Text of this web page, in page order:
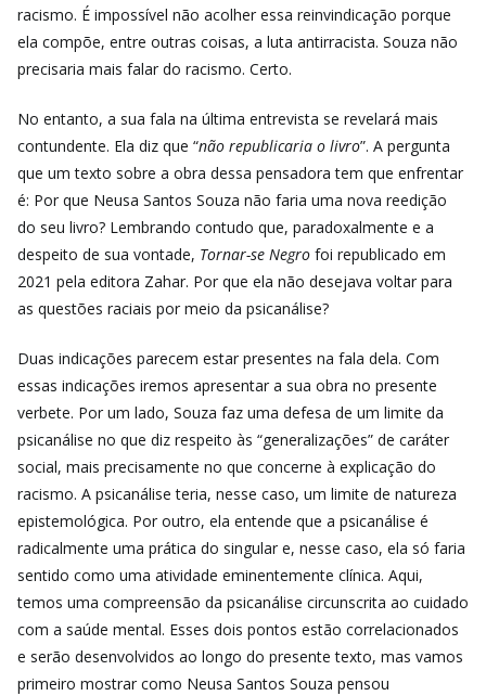
racismo. É impossível não acolher essa reinvindicação porque
ela compõe, entre outras coisas, a luta antirracista. Souza não
precisaria mais falar do racismo. Certo.
No entanto, a sua fala na última entrevista se revelará mais
contundente. Ela diz que “não republicaria o livro”. A pergunta
que um texto sobre a obra dessa pensadora tem que enfrentar
é: Por que Neusa Santos Souza não faria uma nova reedição
do seu livro? Lembrando contudo que, paradoxalmente e a
despeito de sua vontade, Tornar-se Negro foi republicado em
2021 pela editora Zahar. Por que ela não desejava voltar para
as questões raciais por meio da psicanálise?
Duas indicações parecem estar presentes na fala dela. Com
essas indicações iremos apresentar a sua obra no presente
verbete. Por um lado, Souza faz uma defesa de um limite da
psicanálise no que diz respeito às “generalizações” de caráter
social, mais precisamente no que concerne à explicação do
racismo. A psicanálise teria, nesse caso, um limite de natureza
epistemológica. Por outro, ela entende que a psicanálise é
radicalmente uma prática do singular e, nesse caso, ela só faria
sentido como uma atividade eminentemente clínica. Aqui,
temos uma compreensão da psicanálise circunscrita ao cuidado
com a saúde mental. Esses dois pontos estão correlacionados
e serão desenvolvidos ao longo do presente texto, mas vamos
primeiro mostrar como Neusa Santos Souza pensou